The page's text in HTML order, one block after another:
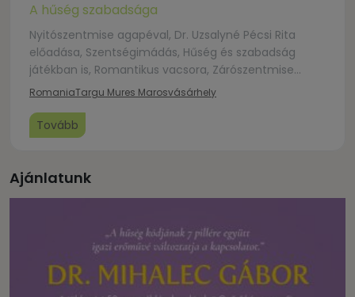
A hűség szabadsága
Nyitószentmise agapéval, Dr. Uzsalyné Pécsi Rita
előadása, Szentségimádás, Hűség és szabadság
játékban is, Romantikus vacsora, Zárószentmise
házaspárok megáldásával.
RomaniaTargu Mures Marosvásárhely
Tovább
Ajánlatunk